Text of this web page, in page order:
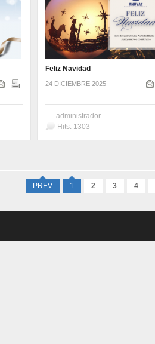
Feliz Navidad
24 DICIEMBRE 2025
administrador
Hits: 1303
PREV 1 2 3 4